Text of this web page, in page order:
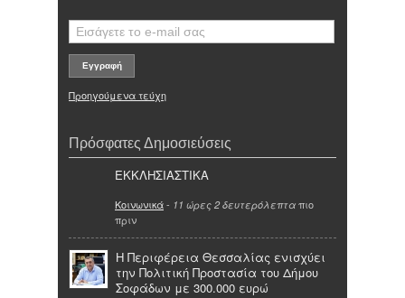
Προηγούμενα τεύχη
Πρόσφατες Δημοσιεύσεις
ΕΚΚΛΗΣΙΑΣΤΙΚΑ
Κοινωνικά- 11 ώρες 2 δευτερόλεπτα πιο
πριν
Η Περιφέρεια Θεσσαλίας ενισχύει
την Πολιτική Προστασία του Δήμου
Σοφάδων με 300.000 ευρώ